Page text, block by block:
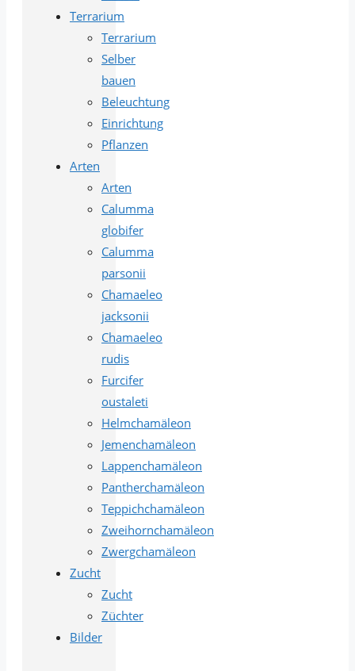
Terrarium
Terrarium
Selber
bauen
Beleuchtung
Einrichtung
Pflanzen
Arten
Arten
Calumma
globifer
Calumma
parsonii
Chamaeleo
jacksonii
Chamaeleo
rudis
Furcifer
oustaleti
Helmchamäleon
Jemenchamäleon
Lappenchamäleon
Pantherchamäleon
Teppichchamäleon
Zweihornchamäleon
Zwergchamäleon
Zucht
Zucht
Züchter
Bilder